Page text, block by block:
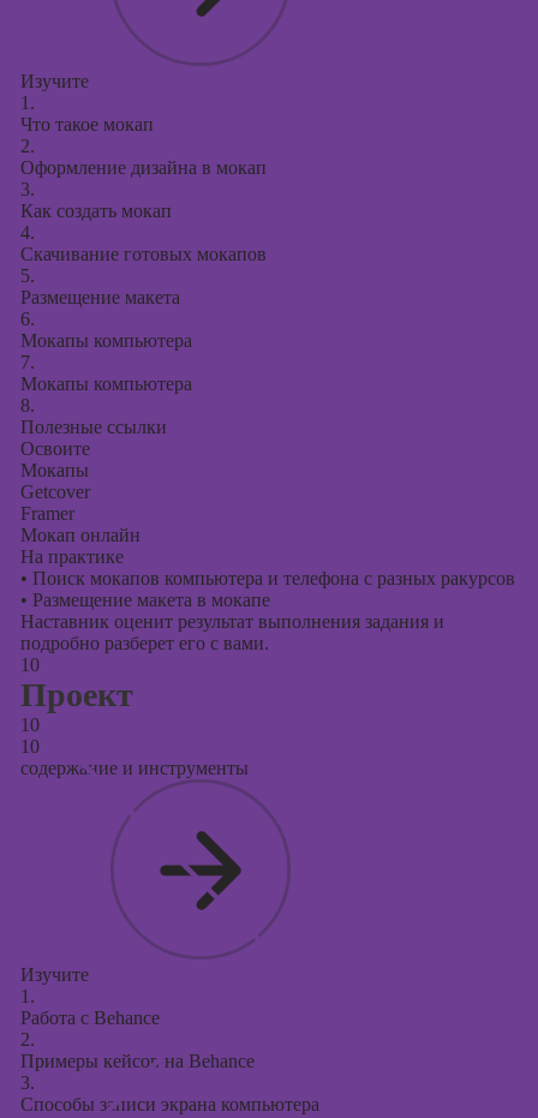
Изучите
1.
Что такое мокап
2.
Оформление дизайна в мокап
3.
Как создать мокап
4.
Скачивание готовых мокапов
5.
Размещение макета
6.
Мокапы компьютера
7.
Мокапы компьютера
8.
Полезные ссылки
Освоите
Мокапы
Getcover
Framer
Мокап онлайн
На практике
• Поиск мокапов компьютера и телефона с разных ракурсов
• Размещение макета в мокапе
Наставник оценит результат выполнения задания и
подробно разберет его с вами.
10
Проект
10
10
содержание и инструменты
Изучите
1.
Работа с Behance
2.
Примеры кейсов на Behance
3.
Способы записи экрана компьютера